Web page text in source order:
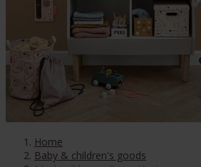
Home
Baby & children's goods